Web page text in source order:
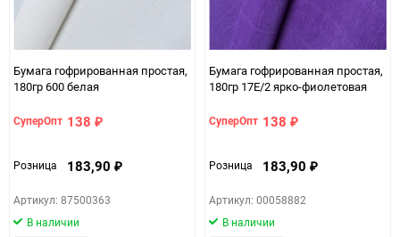
Бумага гофрированная простая,
180гр 600 белая
СуперОпт 138 ₽
Розница 183,90 ₽
Артикул: 87500363
В наличии
Бумага гофрированная простая,
180гр 17Е/2 ярко-фиолетовая
СуперОпт 138 ₽
Розница 183,90 ₽
Артикул: 00058882
В наличии